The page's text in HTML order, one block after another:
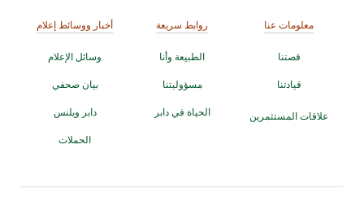
معلومات عنا
قصتنا
قيادتنا
علاقات المستثمرين
روابط سريعة
الطبيعة وأنا
مسؤوليتنا
الحياة في دابر
أخبار ووسائط إعلام
وسائل الإعلام
بيان صحفي
دابر ويلنس
الحملات